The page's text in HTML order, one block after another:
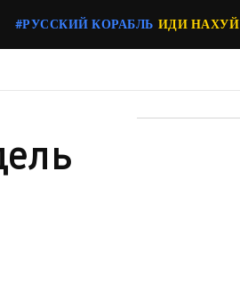
#РУССКИЙ КОРАБЛЬ ИДИ НАХУЙ